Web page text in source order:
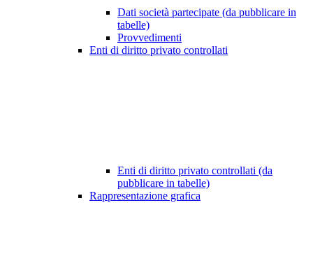
Dati società partecipate (da pubblicare in
tabelle)
Provvedimenti
Enti di diritto privato controllati
Enti di diritto privato controllati (da
pubblicare in tabelle)
Rappresentazione grafica